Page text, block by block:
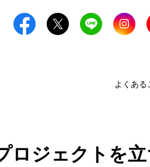
よくある
ロジェクトを